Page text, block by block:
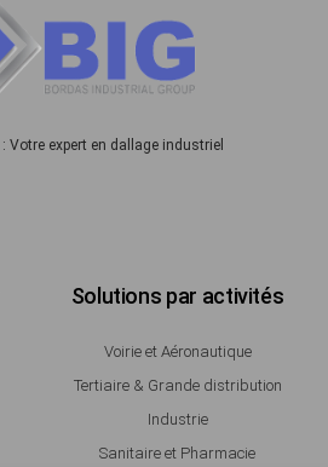
Votre expert en dallage industriel
Solutions par activités
Voirie et Aéronautique
Tertiaire & Grande distribution
Industrie
Sanitaire et Pharmacie